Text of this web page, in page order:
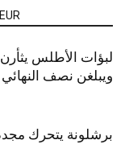
لبؤات الأطلس
ويبلغن نصف النهائي
برشلونة يتحرك